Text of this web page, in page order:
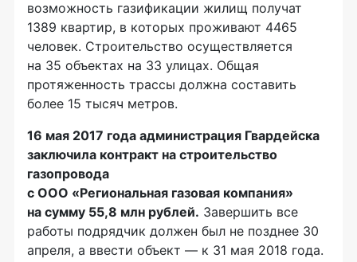
возможность газификации жилищ получат
1389 квартир, в которых проживают 4465
человек. Строительство осуществляется
на 35 объектах на 33 улицах. Общая
протяженность трассы должна составить
более 15 тысяч метров.
16 мая 2017 года администрация Гвардейска
заключила контракт на строительство
газопровода
с ООО «Региональная газовая компания»
на сумму 55,8 млн рублей. Завершить все
работы подрядчик должен был не позднее 30
апреля, а ввести объект — к 31 мая 2018 года.